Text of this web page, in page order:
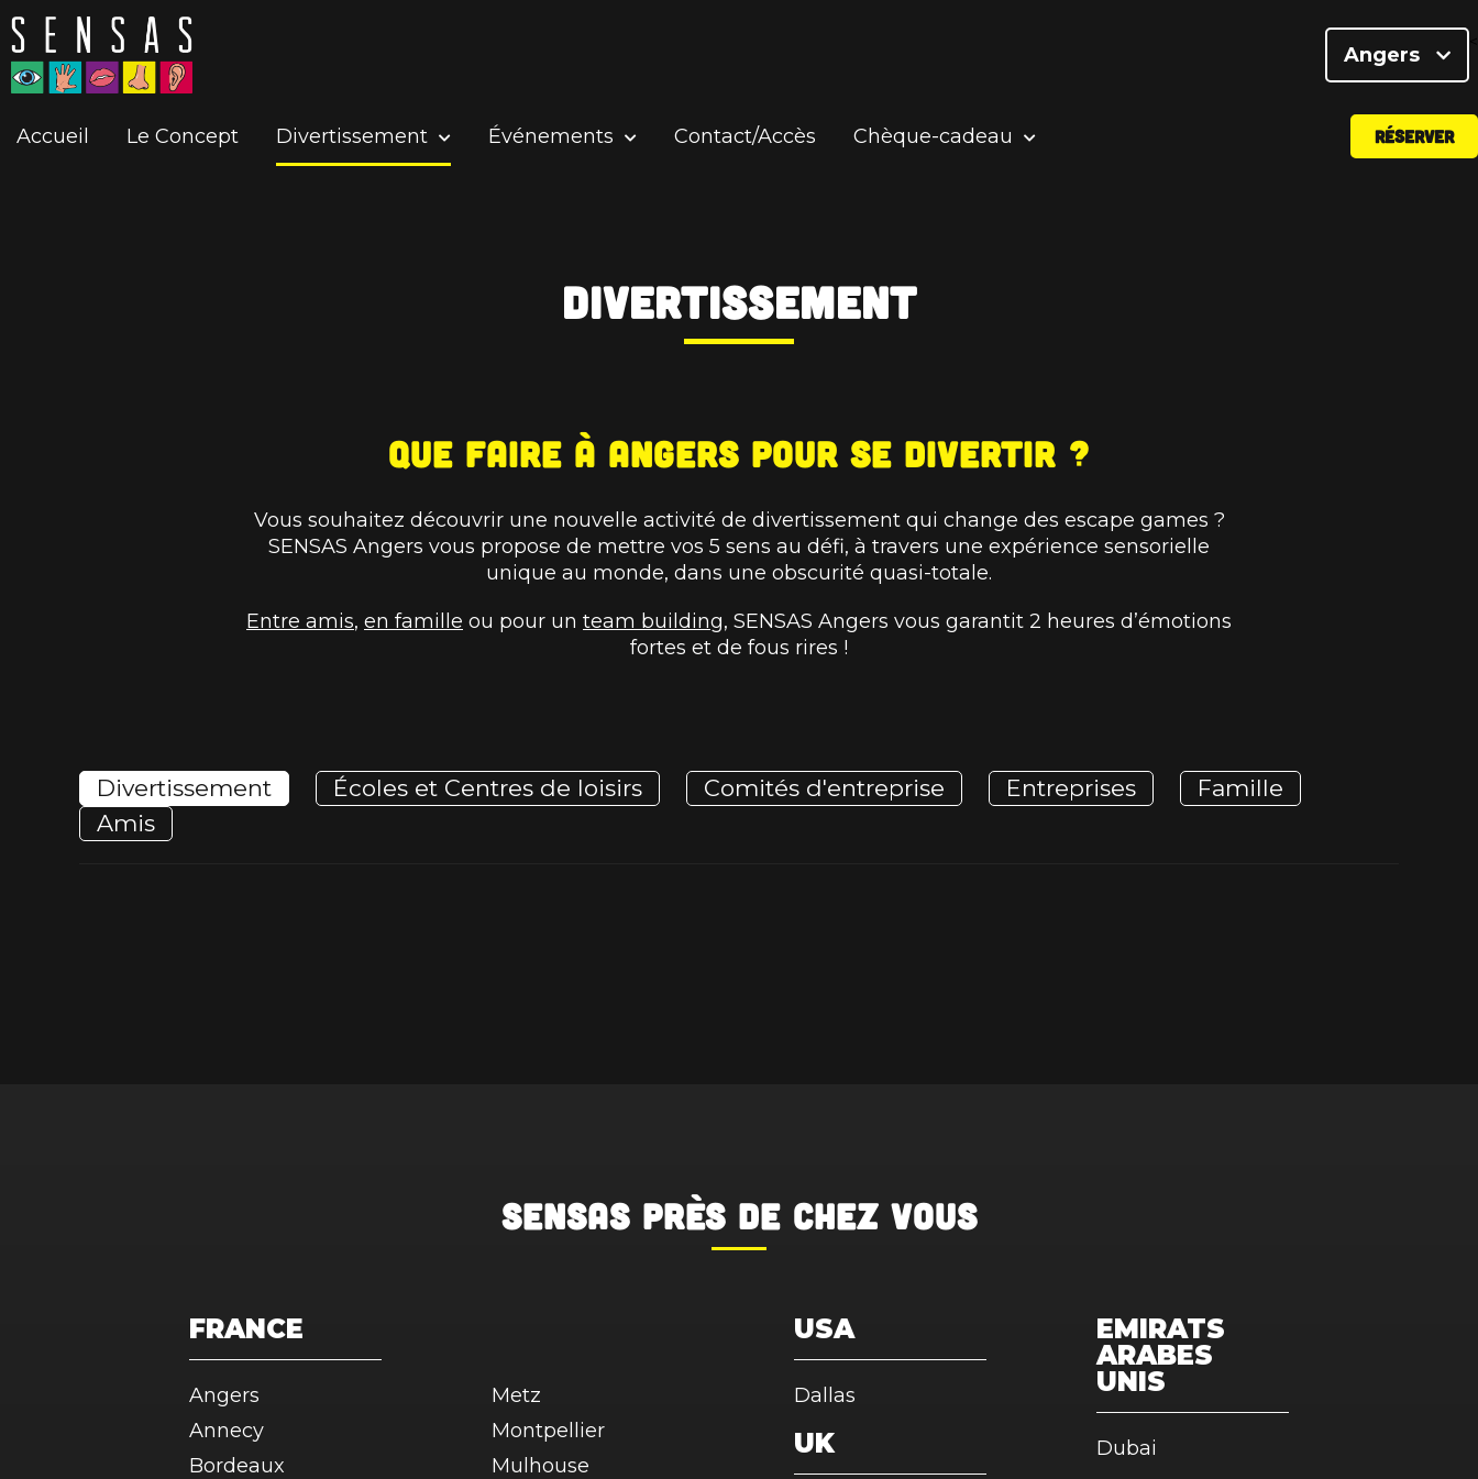
Angers
Accueil Le Concept Divertissement Événements Contact/Accès Chèque-cadeau RÉSERVER
Divertissement
Que faire à Angers pour se divertir ?
Vous souhaitez découvrir une nouvelle activité de divertissement qui change des escape games ?
SENSAS Angers vous propose de mettre vos 5 sens au défi, à travers une expérience sensorielle
unique au monde, dans une obscurité quasi-totale.
Entre amis, en famille ou pour un team building, SENSAS Angers vous garantit 2 heures d’émotions
fortes et de fous rires !
Divertissement Écoles et Centres de loisirs Comités d'entreprise Entreprises
Famille
Amis
SENSASprès de chez vous
FRANCE
Angers
Annecy
Bordeaux
Metz
Montpellier
Mulhouse
USA
Dallas
UK
EMIRATS
ARABES
UNIS
Dubai